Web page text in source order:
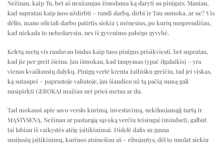
Nežinau, kaip Tu, bet aš neužaugau žinodama ką daryti su pinigais. Maniau,
kad supratau kaip juos uždirbti – randi darbą, dirbi ir Tau sumoka, ar ne? Vis
dėlto, mano oficiali darbo patirtis siekia 5 mėnesius, po kurių nusprendžiau,
kad niekada to nebedarysiu, nes iš gyvenimo pabėgo gyvybė.
Keletą metų vis rasdavau būdus kaip tuos pinigus prisikviesti, bet supratau,
kad jie per greit išeina. Jau išmokau, kad taupymas (ypač ilgalaikis) – yra
vienas kvailiausių dalykų. Pinigų vertė krenta žaibišku greičiu, tad jei viskas,
ką sutaupei – paprastoje valiutoje, jau šiandien už tą pačią sumą gali
nusipirkti GEROKAI mažiau nei prieš metus ar du.
Tad mokausi apie savo verslo kūrimą, investavimą, nekilnojamąjį turtą ir
MĄSTYSENĄ. Nežinau ar pastarąją sąvoką verčiu teisingai (mindset), galbūt
tai labiau iš vaikystės atėję įsitikinimai. Didelė dalis su gausa
susijusių įsitikinimų, kuriuos atsinešiau aš – ribojantys, dėl to nuolat siekiu